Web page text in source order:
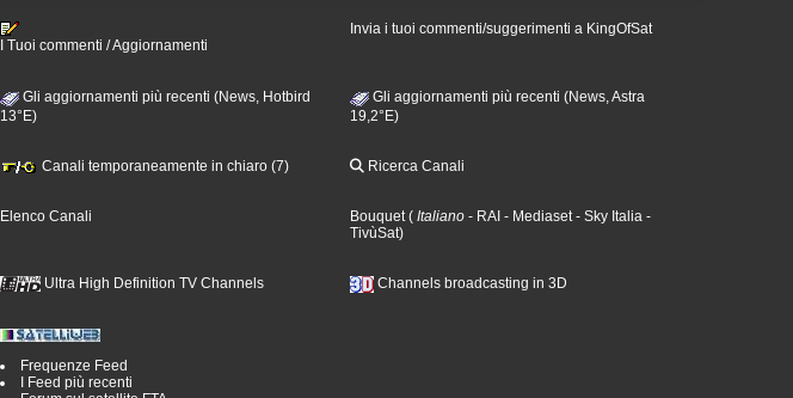
I Tuoi commenti / Aggiornamenti
Invia i tuoi commenti/suggerimenti a KingOfSat
Gli aggiornamenti più recenti (News, Hotbird
13°E)
Gli aggiornamenti più recenti (News, Astra
19,2°E)
Canali temporaneamente in chiaro (7) Ricerca Canali
Elenco Canali Bouquet( Italiano - RAI - Mediaset- Sky Italia -
TivùSat)
Ultra High Definition TV Channels Channels broadcasting in 3D
Frequenze Feed
I Feed più recenti